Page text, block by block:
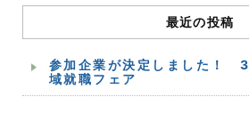
最近の投稿
参加企業が決定しました！
域就職フェア